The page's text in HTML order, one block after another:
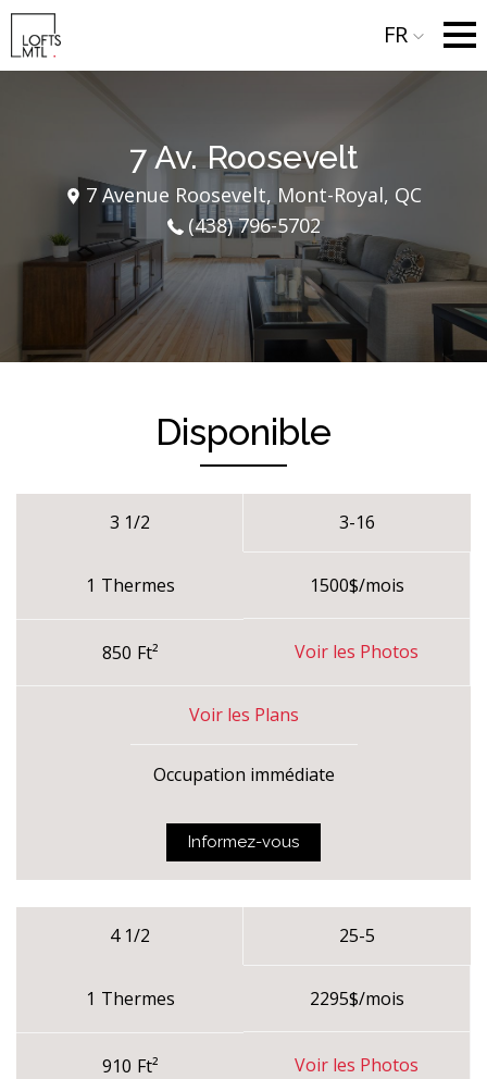
FR
7 Av. Roosevelt
7 Avenue Roosevelt, Mont-Royal, QC
(438) 796-5702
Disponible
3 1/2 3-16
1 Thermes 1500$/mois
850 Ft² Voir les Photos
Voir les Plans
Occupation immédiate
Informez-vous
4 1/2 25-5
1 Thermes 2295$/mois
910 Ft² Voir les Photos